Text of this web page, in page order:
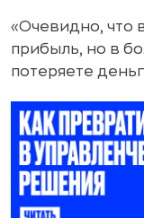
«Очевидно, что
прибыль, но в
потеряете